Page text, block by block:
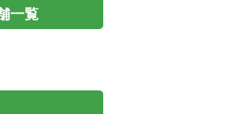
一覧